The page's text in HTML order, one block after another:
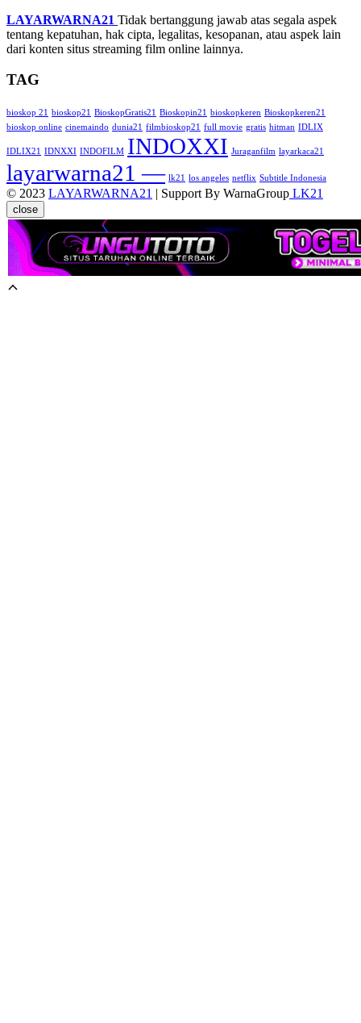
LAYARWARNA21 Tidak bertanggung jawab atas segala aspek
tentang kepatuhan, hak cipta, legalitas, kesopanan, atau aspek lain
dari konten situs streaming film online lainnya.
TAG
bioskop 21 bioskop21 BioskopGratis21 Bioskopin21 bioskopkeren Bioskopkeren21
bioskop online cinemaindo dunia21 filmbioskop21 full movie gratis hitman IDLIX
IDLIX21 IDNXXI INDOFILM INDOXXI Juraganfilm layarkaca21
layarwarna21 — lk21 los angeles netflix Subtitle Indonesia
© 2023 LAYARWARNA21 | Support By WarnaGroup LK21
close